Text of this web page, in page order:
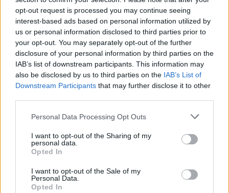
opt-out request is processed you may continue seeing
interest-based ads based on personal information utilized by
us or personal information disclosed to third parties prior to
your opt-out. You may separately opt-out of the further
disclosure of your personal information by third parties on the
IAB’s list of downstream participants. This information may
also be disclosed by us to third parties on the IAB’s List of
Downstream Participants that may further disclose it to other
Personal Data Processing Opt Outs
I want to opt-out of the Sharing of my
personal data.
Opted In
I want to opt-out of the Sale of my
Personal Data.
Opted In
17 Δεκεμβρίου 2024
Για μία ακόμη χρονιά, η Bayer Ελλάς στάθηκε
αρωγός στις ανάγκες της ελληνικής κοινωνίας,
υλοποιώντας…
Latest Posts
στην ΕΠΟΜΕΑ Βιλίων
6 Αυγούστου 2026
Ν. Χαρδαλιάς: «Με το Παρατηρητήριο Έργων η
εργαλείο λογοδοσίας»